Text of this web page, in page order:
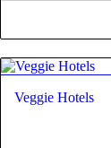
Veggie Hotels